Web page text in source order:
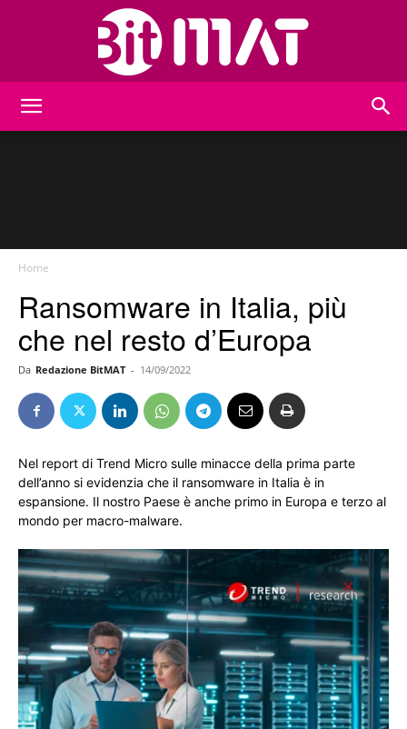
Home
Ransomware in Italia, più
che nel resto d’Europa
Da Redazione BitMAT - 14/09/2022
Nel report di Trend Micro sulle minacce della prima parte
dell’anno si evidenzia che il ransomware in Italia è in
espansione. Il nostro Paese è anche primo in Europa e terzo al
mondo per macro-malware.